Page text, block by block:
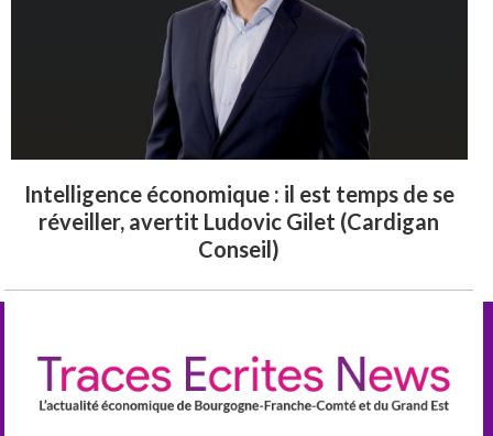
Intelligence économique : il est temps de se
réveiller, avertit Ludovic Gilet (Cardigan
Conseil)